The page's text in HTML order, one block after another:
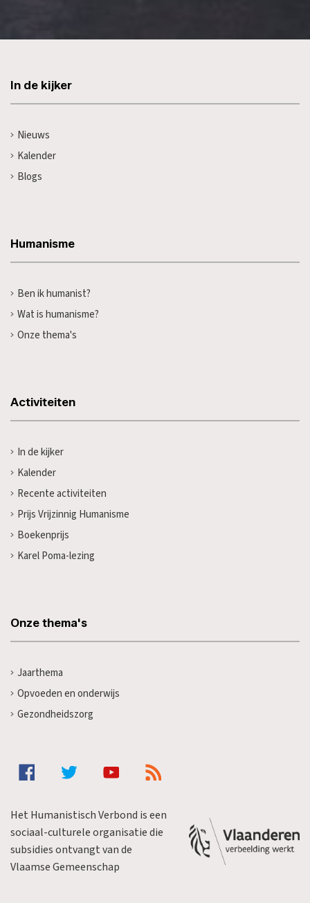
In de kijker
Nieuws
Kalender
Blogs
Humanisme
Ben ik humanist?
Wat is humanisme?
Onze thema's
Activiteiten
In de kijker
Kalender
Recente activiteiten
Prijs Vrijzinnig Humanisme
Boekenprijs
Karel Poma-lezing
Onze thema's
Jaarthema
Opvoeden en onderwijs
Gezondheidszorg
Het Humanistisch Verbond is een
sociaal-culturele organisatie die
subsidies ontvangt van de
Vlaamse Gemeenschap